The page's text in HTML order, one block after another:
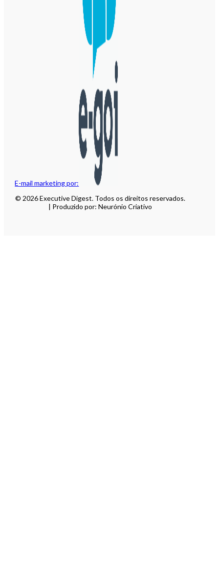
E-mail marketing por:
© 2026 Executive Digest. Todos os direitos reservados.
| Produzido por: Neurónio Criativo